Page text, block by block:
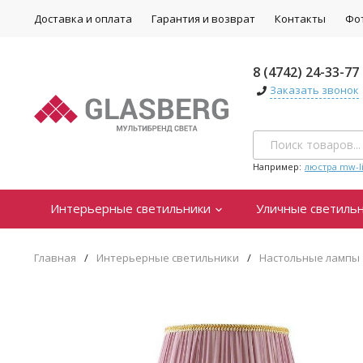
Доставка и оплата Гарантия и возврат Контакты
8 (4742) 24-33-77
Заказать звонок
Например: люстра mw-
Интерьерные светильники Уличные
Главная / Интерьерные светильники / Настольные лампы